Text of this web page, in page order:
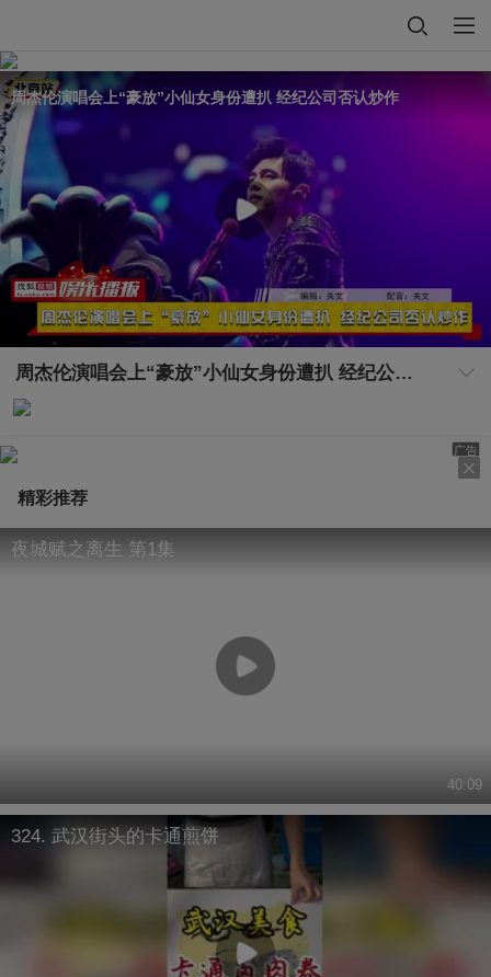
周杰伦演唱会上“豪放”小仙女身份遭扒 经纪公司否认炒作
周杰伦演唱会上“豪放”小仙女身份遭扒 经纪公司否认炒作
广告
精彩推荐
夜城赋之离生 第1集
40:09
324. 武汉街头的卡通煎饼